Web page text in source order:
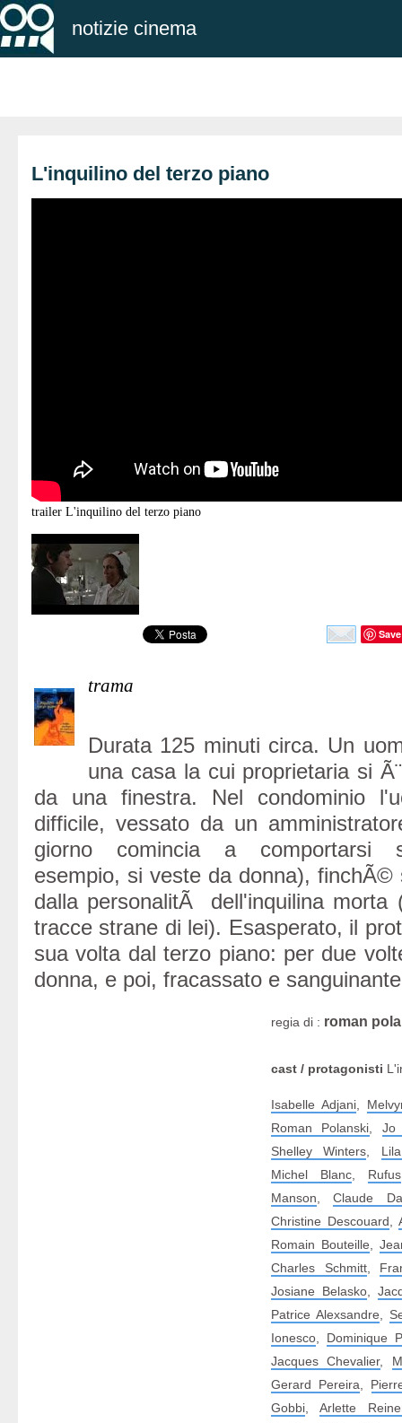
notizie cinema
L'inquilino del terzo piano
trailer L'inquilino del terzo piano
Save
trama
Durata 125 minuti circa. Un
una casa la cui proprietaria si
da una finestra. Nel condominio
difficile, vessato da un
giorno comincia a comportarsi
esempio, si veste da donna), finchÃ©
dalla personalitÃ dell'inquilina morta
tracce strane di lei). Esasperato, il
sua volta dal terzo piano: per due
donna, e poi, fracassato e
regia di : roman
cast / protagonisti
Isabelle Adjani
Roman Polanski
Jo
Shelley Winters
Michel Blanc, Rufus
Manson ,Claude
Christine Descouard ,
Romain Bouteille
Charles Schmitt,
Josiane Belasko
Patrice Alexsandre
Ionesco
Dominique
Jacques Chevalier,
Gerard Pereira
Gobbi ,Arlette